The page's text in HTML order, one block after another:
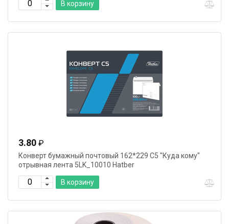
В корзину
3.80 ₽
Конверт бумажный почтовый 162*229 С5 "Куда кому"
отрывная лента 5LK_10010 Hatber
В корзину